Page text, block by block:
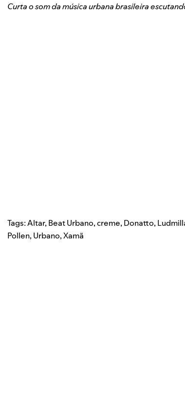
Curta o som da música urbana brasileira
Tags:Altar, Beat Urbano,creme, Donatto,
Pollen, Urbano,Xamã